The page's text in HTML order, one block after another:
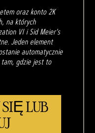
oraz konto 2K
na których
VI i Sid Meier's
Jeden element
automatycznie
tam, gdzie jest to
LUB